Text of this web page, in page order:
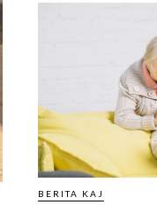
BERITA KAJ